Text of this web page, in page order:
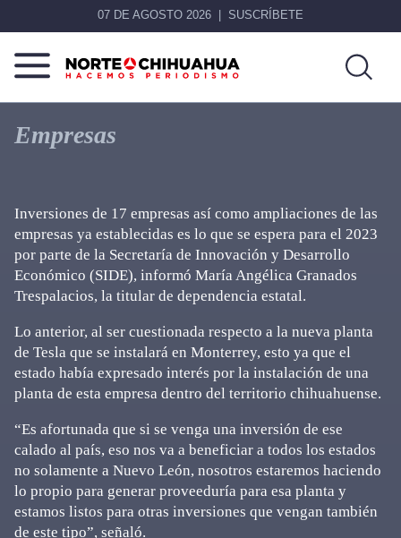
07 DE AGOSTO 2026 SUSCRÍBETE
Norte
Chihuahua
Más
que
noticias,
Empresas
Inversiones de 17 empresas así como ampliaciones de las
empresas ya establecidas es lo que se espera para el 2023
por parte de la Secretaría de Innovación y Desarrollo
Económico (SIDE), informó María Angélica Granados
Trespalacios, la titular de dependencia estatal.
Lo anterior, al ser cuestionada respecto a la nueva planta
de Tesla que se instalará en Monterrey, esto ya que el
estado había expresado interés por la instalación de una
planta de esta empresa dentro del territorio chihuahuense.
“Es afortunada que si se venga una inversión de ese
calado al país, eso nos va a beneficiar a todos los estados
no solamente a Nuevo León, nosotros estaremos haciendo
lo propio para generar proveeduría para esa planta y
estamos listos para otras inversiones que vengan también
de este tipo”, señaló.